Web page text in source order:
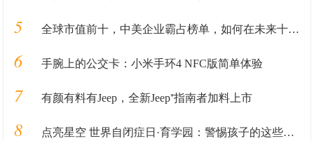
5 全球市值前十，中美企业霸占榜单，如何在未来十年里长盛不衰
6 手腕上的公交卡：小米手环4 NFC版简单体验
7 有颜有料有Jeep，全新Jeep⁺指南者加料上市
8 点亮星空 世界自闭症日·育学园：警惕孩子的这些表现